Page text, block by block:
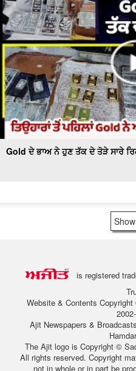
Gold ਦੇ ਭਾਅ ਨੇ ਹੁਣ ਤੱਕ ਦੇ ਤੋੜੇ ਸਾਰੇ
is registered
Website & Contents
Ajit Newspapers &
The Ajit logo is Copyright ©
All rights reserved. Copyright
not in whole or in part be